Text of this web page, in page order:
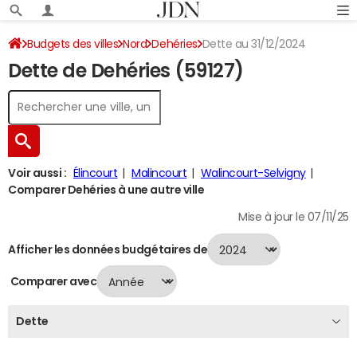
Budgets des villes Nord Dehéries Dette au 31/12/2024
Dette de Dehéries (59127)
Voir aussi : Élincourt Malincourt
Walincourt-Selvigny
Comparer Dehéries à une autre ville
Mise à jour le 07/11/25
Afficher les données budgétaires de
Comparer avec
Dette